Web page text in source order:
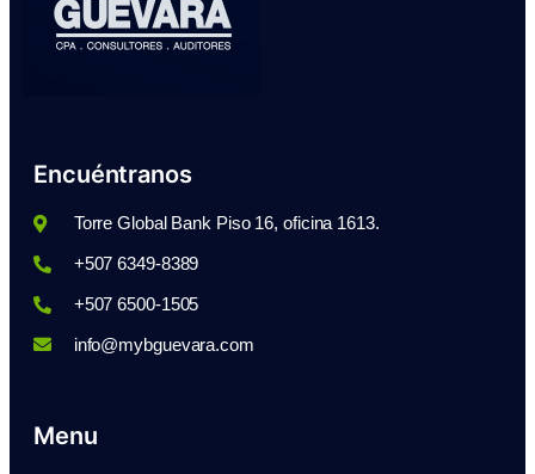
Encuéntranos
Torre Global Bank Piso 16, oficina 1613.
+507 6349-8389
+507 6500-1505
info@mybguevara.com
Menu